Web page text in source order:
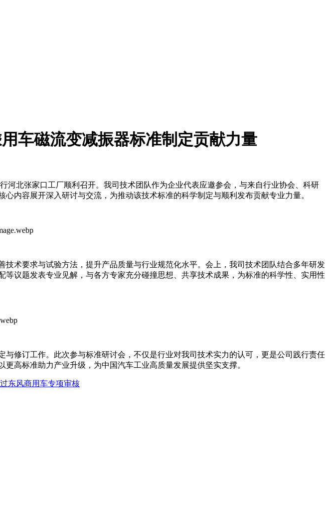
车磁流变减振器标准制定贡献力量
河北张家口工厂顺利召开。我司技术团队作为企业代表应邀参会，与来自行业协会、科研
内容展开深入研讨与交流，为推动该技术标准的科学制定与顺利发布贡献专业力量。
术要求与试验方法，提升产品质量与行业规范化水平。会上，我司技术团队结合多年研发
议题发表专业见解，与各方专家充分碰撞思想、共享技术成果，为标准的科学性、实用性
修订工作。此次参与标准研讨会，不仅是行业对我司技术实力的认可，更是公司践行责任
高标准助力产业升级，为中国汽车工业高质量发展提供坚实支撑。
东风商用车专项审核